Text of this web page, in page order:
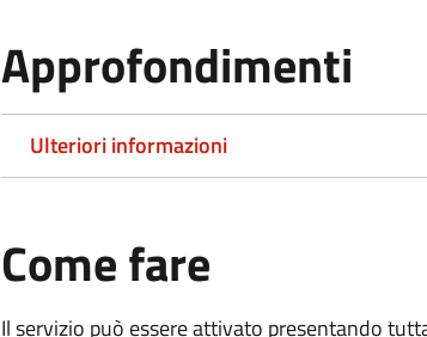
Approfondimenti
Ulteriori informazioni
Come fare
Il servizio può essere attivato presentando